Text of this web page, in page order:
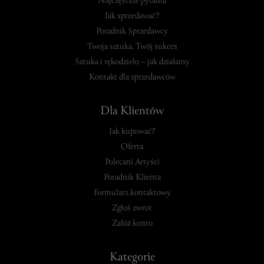
Jak sprzedawać?
Poradnik Sprzedawcy
Twoja sztuka, Twój sukces
Sztuka i rękodzieło – jak działamy
Kontakt dla sprzedawców
Dla Klientów
Jak kupować?
Oferta
Polecani Artyści
Poradnik Klienta
Formularz kontaktowy
Zgłoś zwrot
Załóż konto
Kategorie